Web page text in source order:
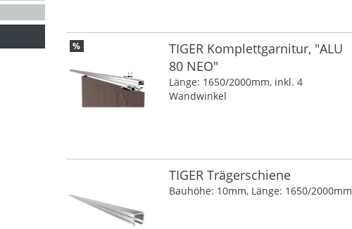
%
TIGER Komplettgarnitur, "ALU
80 NEO"
Länge: 1650/2000mm, inkl. 4
Wandwinkel
TIGER Trägerschiene
Bauhöhe: 10mm, Länge: 1650/2000mm